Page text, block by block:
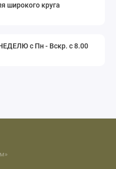
широкого круга
с Пн - Вскр. с 8.00